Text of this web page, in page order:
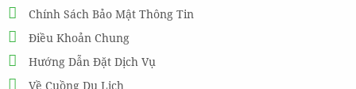
Chính Sách Bảo Mật Thông Tin
Điều Khoản Chung
Hướng Dẫn Đặt Dịch Vụ
Về Cuồng Du Lịch